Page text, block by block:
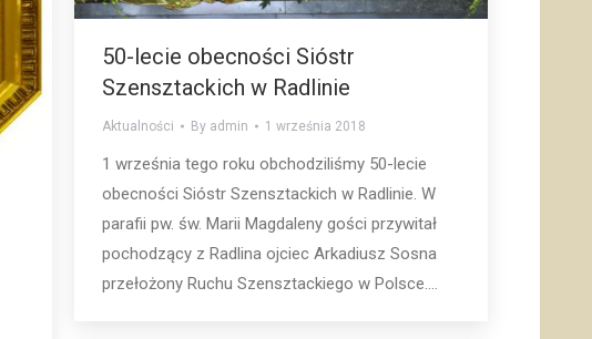
50-lecie obecności Sióstr
Szensztackich w Radlinie
Aktualności By admin 1 września 2018
1 września tego roku obchodziliśmy 50-lecie
obecności Sióstr Szensztackich w Radlinie. W
parafii pw. św. Marii Magdaleny gości przywitał
pochodzący z Radlina ojciec Arkadiusz Sosna
przełożony Ruchu Szensztackiego w Polsce.…